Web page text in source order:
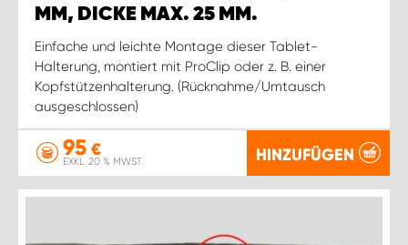
MM, DICKE MAX. 25 MM.
Einfache und leichte Montage dieser Tablet-
Halterung, montiert mit ProClip oder z. B. einer
Kopfstützenhalterung. (Rücknahme/Umtausch
ausgeschlossen)
95 €
EXKL. 20 % MWST. HINZUFÜGEN